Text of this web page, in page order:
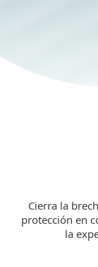
Cierra la
protección en
la